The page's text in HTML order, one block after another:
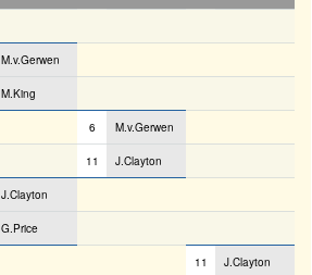
M.v.Gerwen
M.King
6 M.v.Gerwen
11 J.Clayton
J.Clayton
G.Price
11 J.Clayton